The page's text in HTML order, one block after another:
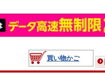
買い物かご